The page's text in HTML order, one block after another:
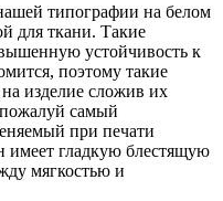
типографии на белом
для ткани. Такие
устойчивость к
поэтому такие
изделие сложив их
самый
при печати
имеет гладкую блестящую
мягкостью и